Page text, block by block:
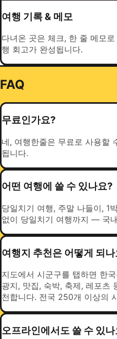
여행 기록 & 메모
다녀온 곳은 체크, 한 줄 메모
행 회고가 완성됩니다.
FAQ
무료인가요?
네, 여행한줄은 무료로 사용할
됩니다.
어떤 여행에 쓸 수 있나요?
당일치기 여행, 주말 나들이, 1
없이 당일치기 여행까지 — 국
여행지 추천은 어떻게 되
지도에서 시군구를 탭하면 한
광지, 맛집, 숙박, 축제, 레포츠
천합니다. 전국 250개 이상의
오프라인에서도 쓸 수 있